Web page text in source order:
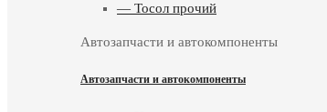
— Тосол прочий
Автозапчасти и автокомпоненты
Автозапчасти и автокомпоненты